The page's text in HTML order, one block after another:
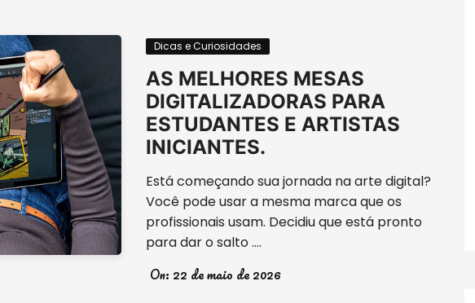
Dicas e Curiosidades
AS MELHORES MESAS
DIGITALIZADORAS PARA
ESTUDANTES E ARTISTAS
INICIANTES.
Está começando sua jornada na arte digital?
Você pode usar a mesma marca que os
profissionais usam. Decidiu que está pronto
para dar o salto ….
On: 22 de maio de 2026